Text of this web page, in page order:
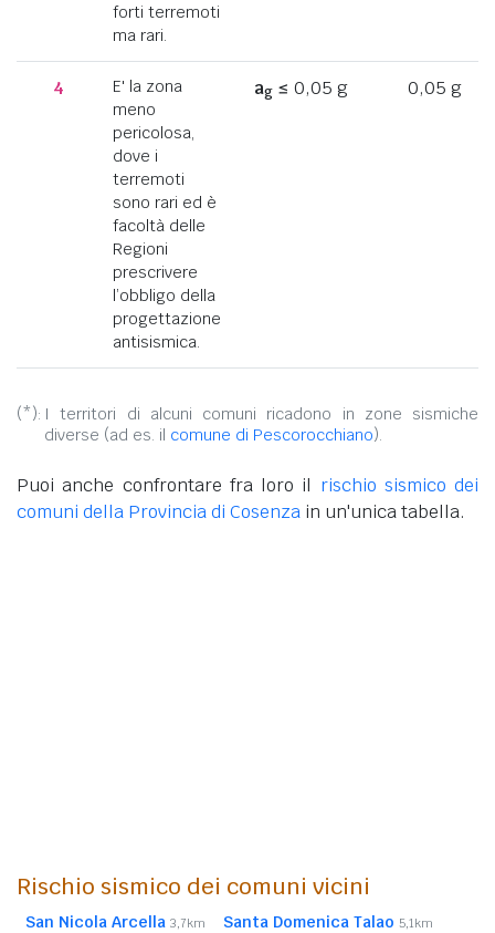
forti terremoti
ma rari.
4
E' la zona
meno
pericolosa,
dove i
terremoti
sono rari ed è
facoltà delle
Regioni
prescrivere
l’obbligo della
progettazione
antisismica.
ag≤ 0,05 g 0,05 g
(*): I territori di alcuni comuni ricadono in zone sismiche
diverse (ad es. il comune di Pescorocchiano).
Puoi anche confrontare fra loro il rischio sismico dei
comuni della Provincia di Cosenza in un'unica tabella.
Rischio sismico dei comuni vicini
San Nicola Arcella 3,7km Santa Domenica Talao 5,1km